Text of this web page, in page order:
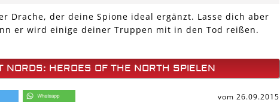
Drache, der deine Spione ideal ergänzt. Lasse dich aber
er wird einige deiner Truppen mit in den Tod reißen.
NORDS: HEROES OF THE NORTH SPIELEN
vom 26.09.2015